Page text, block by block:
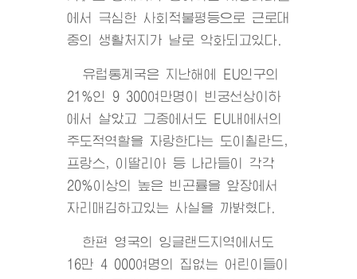
에서 극심한 사회적불평등으로 근로대
중의 생활처지가 날로 악화되고있다.
유럽통계국은 지난해에 EU인구의
21%인 9 300여만명이 빈궁선상이하
에서 살았고 그중에서도 EU내에서의
주도적역할을 자랑한다는 도이췰란드,
프랑스, 이딸리아 등 나라들이 각각
20%이상의 높은 빈곤률을 앞장에서
자리매김하고있는 사실을 까밝혔다.
한편 영국의 잉글랜드지역에서도
16만 4 000여명의 집없는 어린이들이